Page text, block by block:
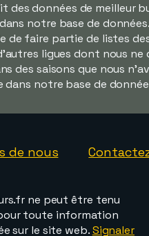
des données de meilleur
notre base de
de faire partie de listes
ligues dont nous ne
des saisons que nous
dans notre base de
de nous
ne peut être tenu
toute information
sur le site web.Signaler